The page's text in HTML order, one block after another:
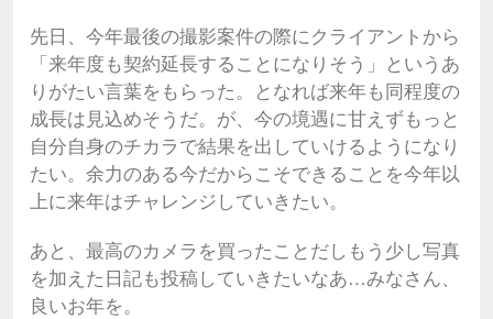
先日、今年最後の撮影案件の際にクライアントから
「来年度も契約延長することになりそう」というあ
りがたい言葉をもらった。となれば来年も同程度の
成長は見込めそうだ。が、今の境遇に甘えずもっと
自分自身のチカラで結果を出していけるようになり
たい。余力のある今だからこそできることを今年以
上に来年はチャレンジしていきたい。
あと、最高のカメラを買ったことだしもう少し写真
を加えた日記も投稿していきたいなあ…みなさん、
良いお年を。